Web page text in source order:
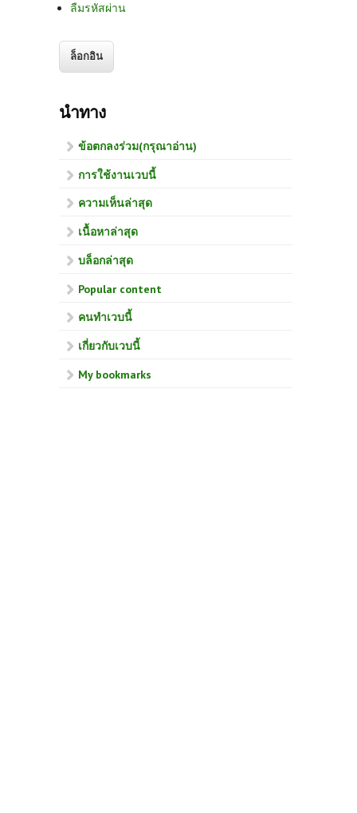
ลืมรหัสผ่าน
นำทาง
ข้อตกลงร่วม(กรุณาอ่าน)
การใช้งานเวบนี้
ความเห็นล่าสุด
เนื้อหาล่าสุด
บล็อกล่าสุด
Popular content
คนทำเวบนี้
เกี่ยวกับเวบนี้
My bookmarks